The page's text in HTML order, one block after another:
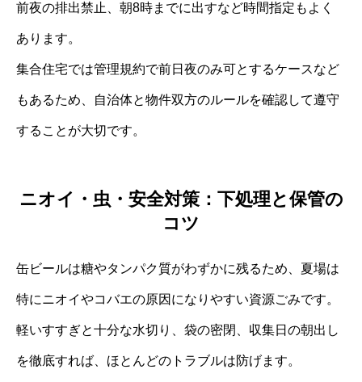
前夜の排出禁止、朝8時までに出すなど時間指定もよく
あります。
集合住宅では管理規約で前日夜のみ可とするケースなど
もあるため、自治体と物件双方のルールを確認して遵守
することが大切です。
ニオイ・虫・安全対策：下処理と保管の
コツ
缶ビールは糖やタンパク質がわずかに残るため、夏場は
特にニオイやコバエの原因になりやすい資源ごみです。
軽いすすぎと十分な水切り、袋の密閉、収集日の朝出し
を徹底すれば、ほとんどのトラブルは防げます。